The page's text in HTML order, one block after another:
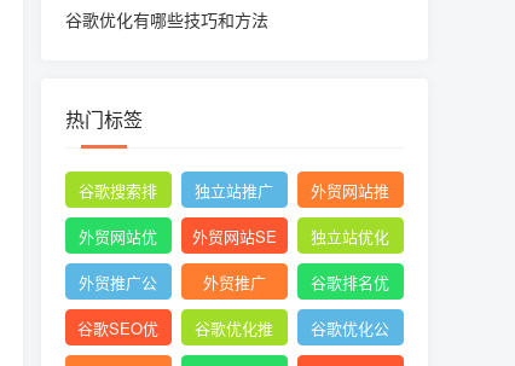
谷歌优化有哪些技巧和方法
热门标签
谷歌搜索排
名
独立站推广
外贸网站推
广
外贸网站优
化
外贸网站SE
O
独立站优化
外贸推广公
司
外贸推广
谷歌排名优
化
谷歌SEO优
谷歌优化推
谷歌优化公